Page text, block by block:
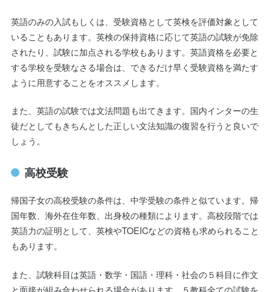
英語のみの入試もしくは、受験資格として英検を評価対象として
いることもあります。英検の保持資格に応じて英語の試験が免除
されたり、試験に加点される学校もあります。英語資格を必要と
する学校を受験なさる場合は、できるだけ早く受験資格を満たす
ように用意することをオススメします。
また、英語の試験では文法問題も出てきます。国内インターの生
徒だとしてもきちんとした正しい文法知識の復習を行うと良いで
しょう。
高校受験
帰国子女の高校受験の条件は、中学受験の条件と似ています。帰
国年数、海外在住年数、出身校の種類によります。高校段階では
英語力の証明として、英検やTOEICなどの資格も求められること
もあります。
また、試験科目は英語・数学・国語・理科・社会の５科目に作文
と面接が組み合わせられる場合があります。５教科全ての試験を